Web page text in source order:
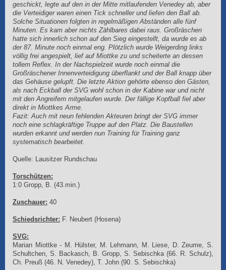
geschickt, legte auf den in der Mitte mitlaufenden Venedey ab, aber
die Verteidiger waren einen Tick schneller und liefen den Ball ab.
Solche Situationen folgten in regelmäßigen Abständen alle fünf
Minuten. Es kam aber nichts Zählbares dabei raus. Großräschen
hatte sich innerlich schon auf den Sieg eingestellt, da wurde es ab
der 87. Minute noch einmal eng. Plötzlich wurde Weigerding links
völlig frei angespielt, lief auf Miottke zu und scheiterte an dessen
tollem Reflex. In der Nachspielzeit wurde noch einmal die
Großräschener Innenverteidigung überflankt und der Ball knapp über
das Gehäuse gelupft. Die letzte Aktion gehörte ebenso den Gästen,
als nach Eckball der SVG wohl schon in der Kabine war und nicht
mit den Angreifern mitgelaufen wurde. Der fällige Kopfball fiel aber
direkt in Miottkes Arme.
Fazit: Auch mit neun fehlenden Akteuren bringt der SVG immer
noch eine schlagkräftige Truppe auf den Platz. Die Baustellen
wurden erkannt und werden nun Training für Training ganz
systematisch bearbeitet.
Quelle: Lausitzer Rundschau
Torschützen:
1:0 Gropp, B. (43.min.)
Zuschauer: 40
Schiedsrichter: F. Neubert (Hosena)
SVG:
Marian Miottke - M. Hülster, M. Lehmann, M. Liese, D. Zeume, S.
Schultchen, S. Backasch, B. Gropp, S. Sebischka (66. R. Schulz),
Ch. Preuß (46. N. Venedey), T. John (90. S. Sebischka)